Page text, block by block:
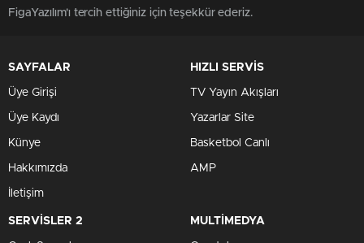
FigaYazılım'ı tercih ettiğiniz için teşekkür ederiz.
SAYFALAR
Üye Girişi
Üye Kaydı
Künye
Hakkımızda
İletişim
HIZLI SERVİS
TV Yayın Akışları
Yazarlar Site
Basketbol Canlı
AMP
SERVİSLER 2 MULTİMEDYA